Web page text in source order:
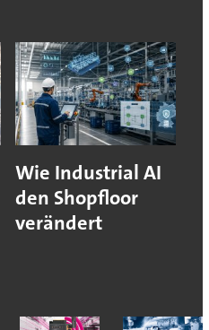
Wie Industrial AI
den Shopfloor
verändert